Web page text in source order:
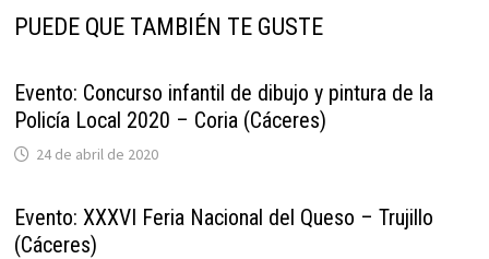
PUEDE QUE TAMBIÉN TE GUSTE
Evento: Concurso infantil de dibujo y pintura de la
Policía Local 2020 – Coria (Cáceres)
24 de abril de 2020
Evento: XXXVI Feria Nacional del Queso – Trujillo
(Cáceres)